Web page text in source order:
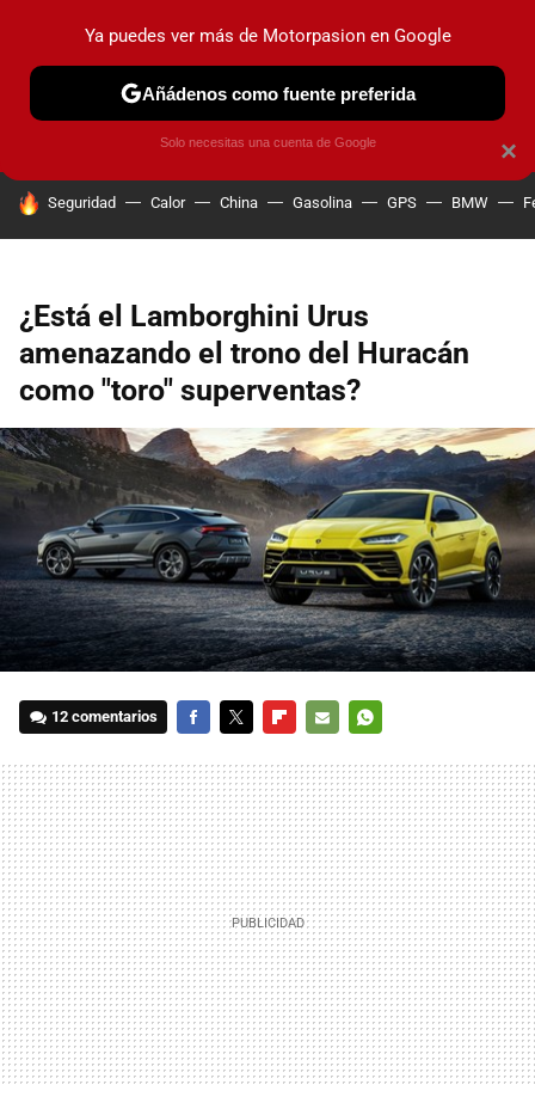
PRUEBAS COCHES ELÉCTRICOS OBSERVATORIO
HOY SE HABLA DE
Seguridad Calor China Gasolina GPS BMW
¿Está el Lamborghini Urus
amenazando el trono del Huracán
como "toro" superventas?
12 comentarios
MAIL
×
Ya puedes ver más de Motorpasion en Google
Añádenos como fuente preferida
Solo necesitas una cuenta de Google